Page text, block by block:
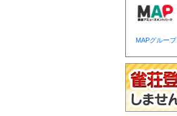
MAPグループ